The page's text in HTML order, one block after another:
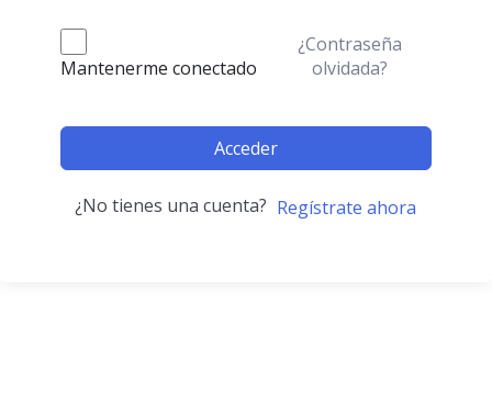
Mantenerme conectado
¿Contraseña
olvidada?
Acceder
¿No tienes una cuenta? Regístrate ahora